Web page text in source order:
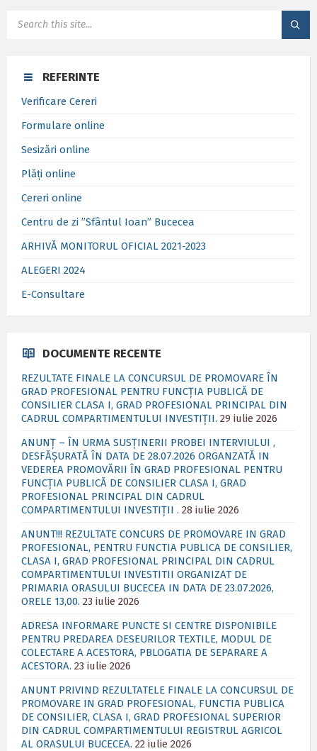
REFERINTE
Verificare Cereri
Formulare online
Sesizări online
Plăți online
Cereri online
Centru de zi ”Sfântul Ioan” Bucecea
ARHIVĂ MONITORUL OFICIAL 2021-2023
ALEGERI 2024
E-Consultare
DOCUMENTE RECENTE
REZULTATE FINALE LA CONCURSUL DE PROMOVARE ÎN
GRAD PROFESIONAL PENTRU FUNCȚIA PUBLICĂ DE
CONSILIER CLASA I, GRAD PROFESIONAL PRINCIPAL DIN
CADRUL COMPARTIMENTULUI INVESTIȚII. 29 iulie 2026
ANUNȚ – ÎN URMA SUSȚINERII PROBEI INTERVIULUI ,
DESFĂȘURATĂ ÎN DATA DE 28.07.2026 ORGANZATĂ IN
VEDEREA PROMOVĂRII ÎN GRAD PROFESIONAL PENTRU
FUNCȚIA PUBLICĂ DE CONSILIER CLASA I, GRAD
PROFESIONAL PRINCIPAL DIN CADRUL
COMPARTIMENTULUI INVESTIȚII . 28 iulie 2026
ANUNT!!! REZULTATE CONCURS DE PROMOVARE IN GRAD
PROFESIONAL, PENTRU FUNCTIA PUBLICA DE CONSILIER,
CLASA I, GRAD PROFESIONAL PRINCIPAL DIN CADRUL
COMPARTIMENTULUI INVESTITII ORGANIZAT DE
PRIMARIA ORASULUI BUCECEA IN DATA DE 23.07.2026,
ORELE 13,00. 23 iulie 2026
ADRESA INFORMARE PUNCTE SI CENTRE DISPONIBILE
PENTRU PREDAREA DESEURILOR TEXTILE, MODUL DE
COLECTARE A ACESTORA, PBLOGATIA DE SEPARARE A
ACESTORA. 23 iulie 2026
ANUNT PRIVIND REZULTATELE FINALE LA CONCURSUL DE
PROMOVARE IN GRAD PROFESIONAL, FUNCTIA PUBLICA
DE CONSILIER, CLASA I, GRAD PROFESIONAL SUPERIOR
DIN CADRUL COMPARTIMENTULUI REGISTRUL AGRICOL
AL ORASULUI BUCECEA. 22 iulie 2026